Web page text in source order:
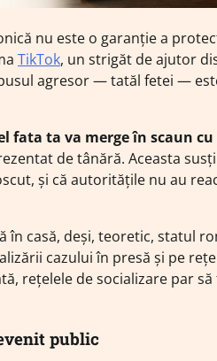
nu este o garanție a
TikTok, un strigăt de ajutor
agresor — tatăl fetei —
fata ta va merge în scaun
de tânără. Aceasta
și că autoritățile nu au
casă, deși, teoretic, statul
cazului în presă și pe
rețelele de socializare par
public